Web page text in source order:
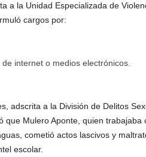
a la Unidad Especializada de
cargos por:
internet o medios electrónicos.
adscrita a la División de Delitos
que Mulero Aponte, quien trabajaba
cometió actos lascivos y
escolar.